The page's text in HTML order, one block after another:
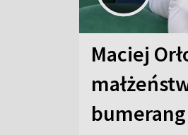
Maciej
bumerang